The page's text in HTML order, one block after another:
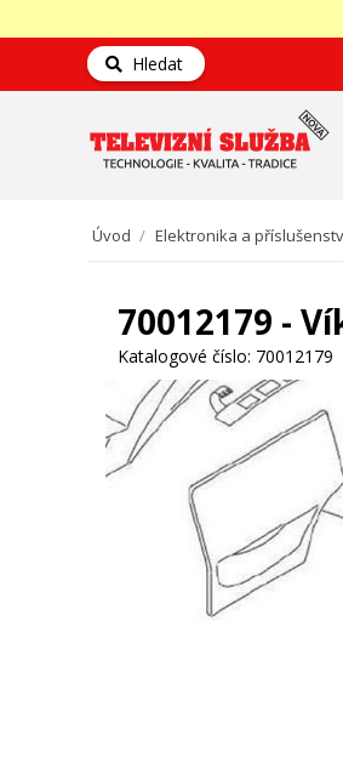
Hledat
Úvod / Elektronika a
70012179 -
Katalogové číslo: 70012179